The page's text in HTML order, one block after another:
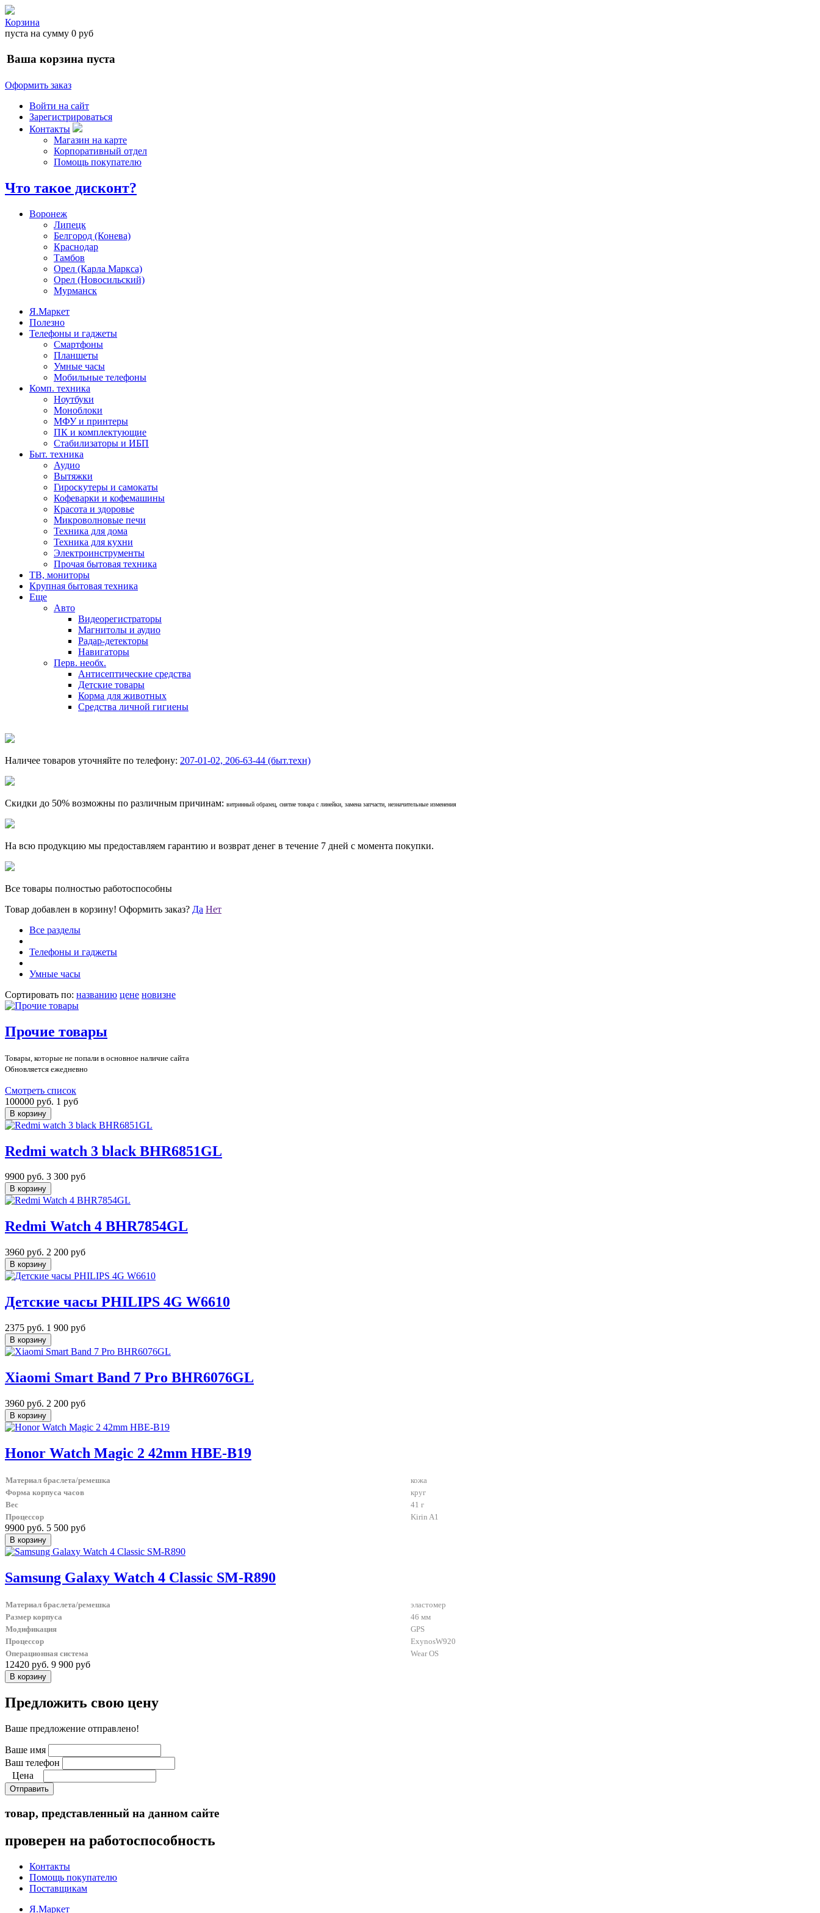
Корзина
пуста на сумму 0 руб
Ваша корзина пуста
Оформить заказ
Войти на сайт
Зарегистрироваться
Контакты
Магазин на карте
Корпоративный отдел
Помощь покупателю
Что такое дисконт?
Воронеж
Липецк
Белгород (Конева)
Краснодар
Тамбов
Орел (Карла Маркса)
Орел (Новосильский)
Мурманск
Я.Маркет
Полезно
Телефоны и гаджеты
Смартфоны
Планшеты
Умные часы
Мобильные телефоны
Комп. техника
Ноутбуки
Моноблоки
МФУ и принтеры
ПК и комплектующие
Стабилизаторы и ИБП
Быт. техника
Аудио
Вытяжки
Гироскутеры и самокаты
Кофеварки и кофемашины
Красота и здоровье
Микроволновые печи
Техника для дома
Техника для кухни
Электроинструменты
Прочая бытовая техника
ТВ, мониторы
Крупная бытовая техника
Еще
Авто
Видеорегистраторы
Магнитолы и аудио
Радар-детекторы
Навигаторы
Перв. необх.
Антисептические средства
Детские товары
Корма для животных
Средства личной гигиены
Наличее товаров уточняйте по телефону: 207-01-02, 206-63-44 (быт.техн)
Скидки до 50% возможны по различным причинам: витринный образец, снятие товара с линейки, замена запчасти, незначительные изменения
На всю продукцию мы предоставляем гарантию и возврат денег в течение 7 дней с момента покупки.
Все товары полностью работоспособны
Товар добавлен в корзину! Оформить заказ? Да Нет
Все разделы
Телефоны и гаджеты
Умные часы
Сортировать по: названию цене новизне
Прочие товары
Товары, которые не попали в основное наличие сайта
Обновляется ежедневно
Смотреть список
100000 руб. 1 руб
Redmi watch 3 black BHR6851GL
9900 руб. 3 300 руб
Redmi Watch 4 BHR7854GL
3960 руб. 2 200 руб
Детские часы PHILIPS 4G W6610
2375 руб. 1 900 руб
Xiaomi Smart Band 7 Pro BHR6076GL
3960 руб. 2 200 руб
Honor Watch Magic 2 42mm HBE-B19
Материал браслета/ремешка
кожа
Форма корпуса часов
круг
Вес
41 г
Процессор
Kirin A1
9900 руб. 5 500 руб
Samsung Galaxy Watch 4 Classic SM-R890
Материал браслета/ремешка
эластомер
Размер корпуса
46 мм
Модификация
GPS
Процессор
ExynosW920
Операционная система
Wear OS
12420 руб. 9 900 руб
Предложить свою цену
Ваше предложение отправлено!
Ваше имя
Ваш телефон
Цена
Отправить
товар, представленный на данном сайте
проверен на работоспособность
Контакты
Помощь покупателю
Поставщикам
Я.Маркет